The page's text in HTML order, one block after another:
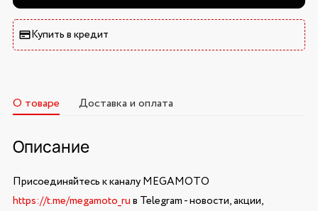
Купить в кредит
О товаре Доставка и оплата
Описание
Присоединяйтесь к каналу MEGAMOTO
https://t.me/megamoto_ruв Telegram - новости, акции,